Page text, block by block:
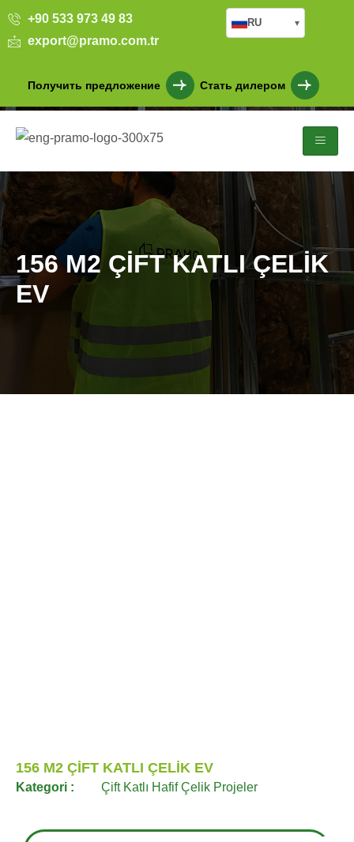
+90 533 973 49 83
export@pramo.com.tr
Получить предложение Стать дилером
RU ▾
156 M2 ÇİFT KATLI ÇELİK
EV
156 M2 ÇİFT KATLI ÇELİK EV
Kategori : Çift Katlı Hafif Çelik Projeler